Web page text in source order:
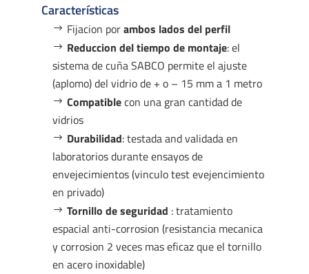
Características
Fijacion porambos lados del perfil
Reduccion del tiempo de montaje: el
sistema de cuña SABCO permite el ajuste
(aplomo) del vidrio de + o – 15 mm a 1 metro
Compatiblecon una gran cantidad de
vidrios
Durabilidad: testada and validada en
laboratorios durante ensayos de
envejecimientos (vinculo test evejencimiento
en privado)
Tornillo de seguridad : tratamiento
espacial anti-corrosion (resistancia mecanica
y corrosion 2 veces mas eficaz que el tornillo
en acero inoxidable)